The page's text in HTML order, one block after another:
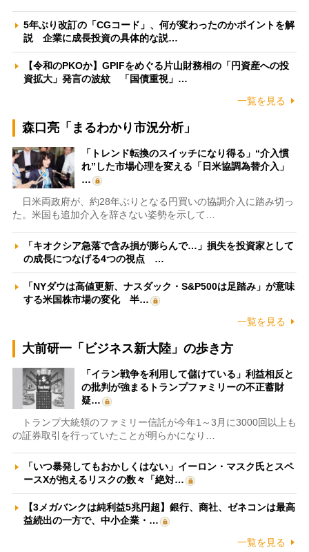
5年ぶり改訂の「CGコード」、何が変わったのかポイントを解
説 企業に成長投資の具体的な説…
【令和のPKOか】GPIFをめぐる片山財務相の「円資産への投
資拡大」発言の波紋 「国債重視」…
一覧を見る
森口亮「まるわかり市況分析」
「トレンド転換のスイッチになり得る」“介入慣
れ”した市場心理を変える「日米協調為替介入」
…
日米両政府が、約28年ぶりとなる円買いの協調介入に踏み切っ
た。米国も追加介入を辞さない姿勢を示して…
「キオクシア急落で含み損が膨らんで…」損失を投資家として
の成長につなげる4つの視点 …
「NYダウは高値更新、ナスダック・S&P500は足踏み」が意味
する米国株市場の変化 半…
一覧を見る
大前研一「ビジネス新大陸」の歩き方
「イラン戦争を利用して儲けている」利益相反と
の批判が強まるトランプファミリーの不正蓄財
疑…
トランプ大統領のファミリー信託が今年1～3月に3000回以上も
の証券取引を行っていたことが明らかになり…
「いつ暴発してもおかしくはない」イーロン・マスク氏とスペ
ースXが抱えるリスクの数々「絶対…
【3メガバンクは純利益5兆円超】銀行、商社、ゼネコンは最高
益続出の一方で、中小企業・…
一覧を見る